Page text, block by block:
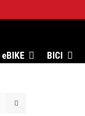
eBIKE BICI